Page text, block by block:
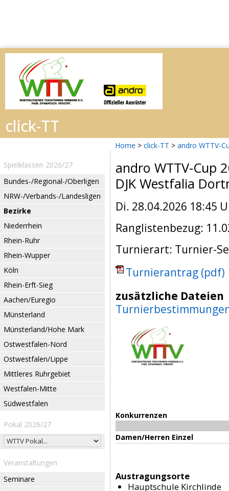
Home > click-TT > andro WTTV-
Spielklassen 2026/27
Bundes-/Regional-/Oberligen
NRW-/Verbands-/Landesligen
Bezirke
Niederrhein
Rhein-Ruhr
Rhein-Wupper
Köln
Rhein-Erft-Sieg
Aachen/Euregio
Münsterland
Münsterland/Hohe Mark
Ostwestfalen-Nord
Ostwestfalen/Lippe
Mittleres Ruhrgebiet
Westfalen-Mitte
Südwestfalen
Pokal 2026/27
Veranstaltungen
Seminare
andro WTTV-Cup
DJK Westfalia
Di. 28.04.2026 18:45
Ranglistenbezug:
Turnierart: Turnier-
Turnierantrag (pdf)
zusätzliche Dateien
Konkurrenzen
Damen/Herren Einzel
Austragungsorte
Hauptschule Kirchlinde